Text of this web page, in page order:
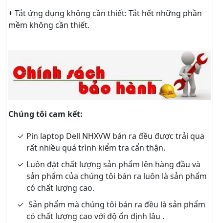
+ Tắt ứng dụng không cần thiết: Tắt hết những phần
mềm không cần thiết.
Chúng tôi cam kết:
Pin laptop Dell NHXVW bán ra đều được trải qua
rất nhiều quá trình kiểm tra cẩn thận.
Luôn đặt chất lượng sản phẩm lên hàng đầu và
sản phẩm của chúng tôi bán ra luôn là sản phẩm
có chất lượng cao.
Sản phẩm mà chúng tôi bán ra đều là sản phẩm
có chất lượng cao với độ ổn định lâu .